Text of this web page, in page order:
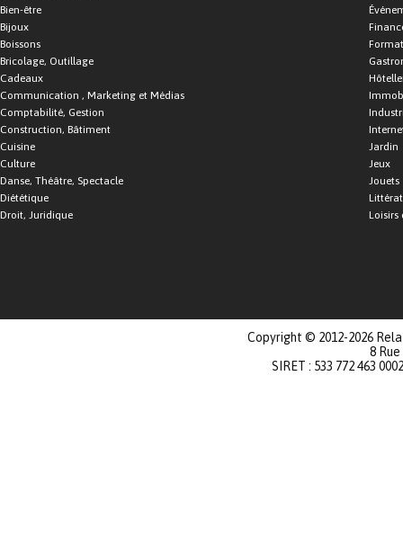
Bien-être
Bijoux
Boissons
Bricolage, Outillage
Cadeaux
Communication , Marketing et Médias
Comptabilité, Gestion
Construction, Bâtiment
Cuisine
Culture
Danse, Théâtre, Spectacle
Diététique
Droit, Juridique
Jardin
Jeux
Jouets
Loisirs
Copyright © 2012-2026
8
SIRET : 533 772 463